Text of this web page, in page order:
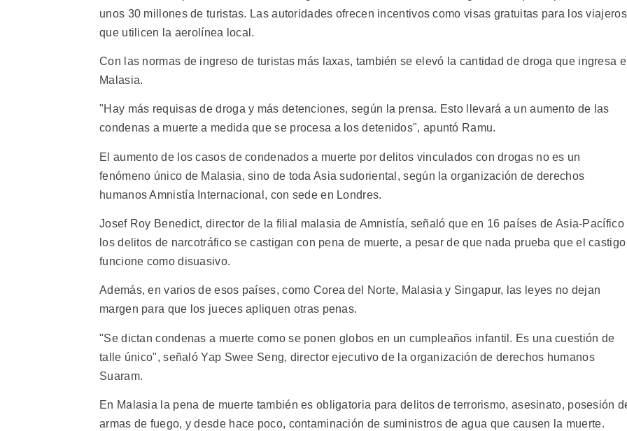
unos 30 millones de turistas. Las autoridades ofrecen incentivos como visas gratuitas para los viajeros
que utilicen la aerolínea local.
Con las normas de ingreso de turistas más laxas, también se elevó la cantidad de droga que ingresa
Malasia.
"Hay más requisas de droga y más detenciones, según la prensa. Esto llevará a un aumento de las
condenas a muerte a medida que se procesa a los detenidos", apuntó Ramu.
El aumento de los casos de condenados a muerte por delitos vinculados con drogas no es un
fenómeno único de Malasia, sino de toda Asia sudoriental, según la organización de derechos
humanos Amnistía Internacional, con sede en Londres.
Josef Roy Benedict, director de la filial malasia de Amnistía, señaló que en 16 países de Asia-Pacífico
los delitos de narcotráfico se castigan con pena de muerte, a pesar de que nada prueba que el castigo
funcione como disuasivo.
Además, en varios de esos países, como Corea del Norte, Malasia y Singapur, las leyes no dejan
margen para que los jueces apliquen otras penas.
"Se dictan condenas a muerte como se ponen globos en un cumpleaños infantil. Es una cuestión de
talle único", señaló Yap Swee Seng, director ejecutivo de la organización de derechos humanos
Suaram.
En Malasia la pena de muerte también es obligatoria para delitos de terrorismo, asesinato, posesión
armas de fuego, y desde hace poco, contaminación de suministros de agua que causen la muerte.